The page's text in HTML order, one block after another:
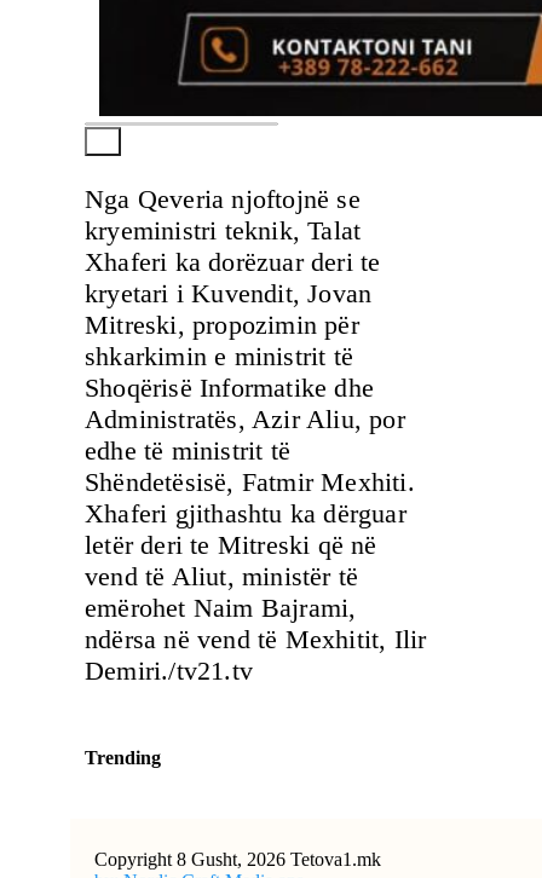
Nga Qeveria njoftojnë se
kryeministri teknik, Talat
Xhaferi ka dorëzuar deri te
kryetari i Kuvendit, Jovan
Mitreski, propozimin për
shkarkimin e ministrit të
Shoqërisë Informatike dhe
Administratës, Azir Aliu, por
edhe të ministrit të
Shëndetësisë, Fatmir Mexhiti.
Xhaferi gjithashtu ka dërguar
letër deri te Mitreski që në
vend të Aliut, ministër të
emërohet Naim Bajrami,
ndërsa në vend të Mexhitit, Ilir
Demiri./tv21.tv
Trending
Copyright 8 Gusht, 2026 Tetova1.mk